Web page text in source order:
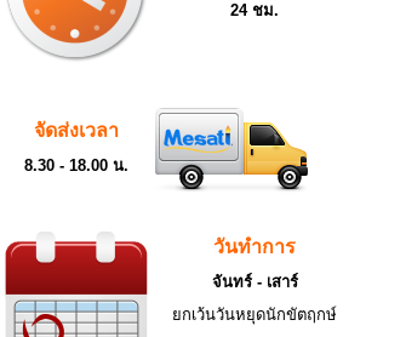
24 ชม.
จัดส่งเวลา
8.30 - 18.00 น.
วันทำการ
จันทร์ - เสาร์
ยกเว้นวันหยุดนักขัตฤกษ์